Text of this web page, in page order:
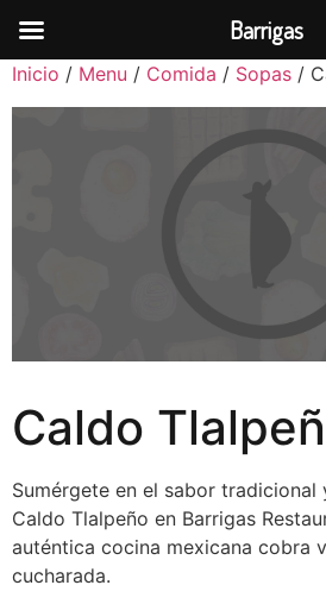
Inicio / Menu / Comida / Sopas /
Caldo
Sumérgete en el sabor
Caldo Tlalpeño en Barrigas
auténtica cocina mexicana cobra
cucharada.
Barrigas